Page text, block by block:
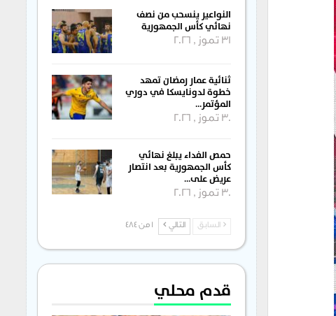
النواعير ينسحب من نصف
نهائي كأس الجمهورية
31 تموز , 2026
ثنائية عمار رمضان تمهد
خطوة لدونايسكا في دوري
المؤتمر…
30 تموز , 2026
حمص الفداء يبلغ نهائي
كأس الجمهورية بعد انتصار
عريض على…
30 تموز , 2026
السابق التالي 1 من 484
قدم محلي